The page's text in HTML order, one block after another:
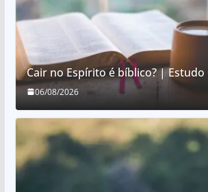
Cair no Espírito é bíblico? |
06/08/2026